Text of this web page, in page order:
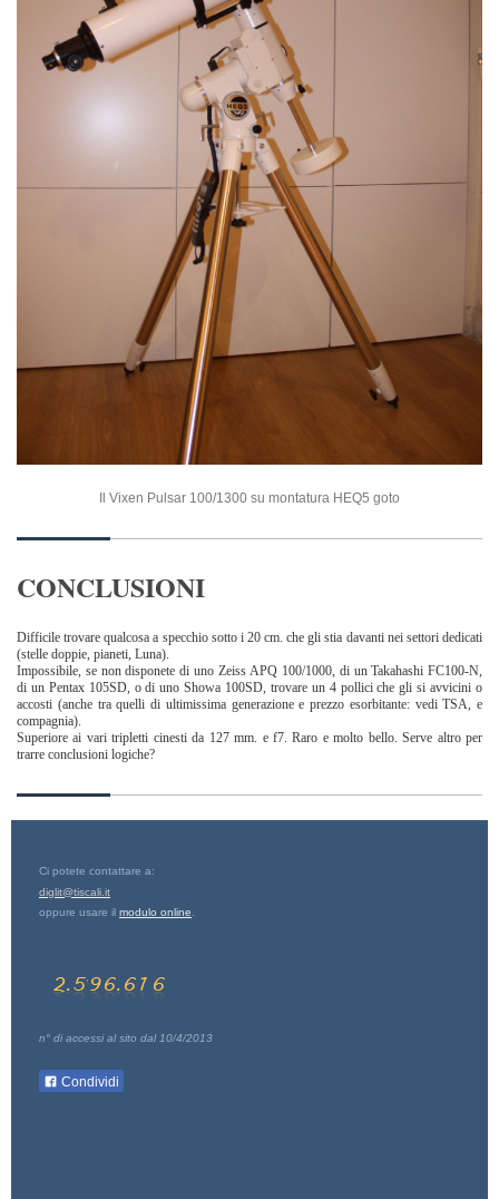
Il Vixen Pulsar 100/1300 su montatura HEQ5 goto
CONCLUSIONI
Difficile trovare qualcosa a specchio sotto i 20 cm. che gli stia davanti nei settori dedicati
(stelle doppie, pianeti, Luna).
Impossibile, se non disponete di uno Zeiss APQ 100/1000, di un Takahashi FC100-N,
di un Pentax 105SD, o di uno Showa 100SD, trovare un 4 pollici che gli si avvicini o
accosti (anche tra quelli di ultimissima generazione e prezzo esorbitante: vedi TSA, e
compagnia).
Superiore ai vari tripletti cinesti da 127 mm. e f7. Raro e molto bello. Serve altro per
trarre conclusioni logiche?
Ci potete contattare a:
diglit@tiscali.it
oppure usare il modulo online.
n° di accessi al sito dal 10/4/2013
Condividi